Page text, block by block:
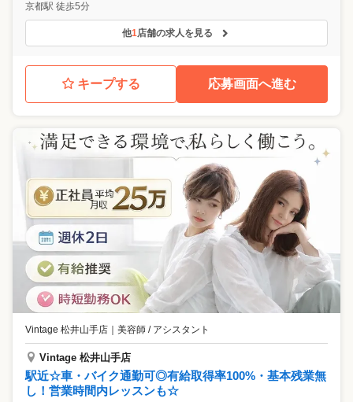
京都駅 徒歩5分
他1店舗の求人を見る
キープする 応募画面へ進む
Vintage 松井山手店 ｜ 美容師 / アシスタント
Vintage 松井山手店
駅近☆車・バイク通勤可◎有給取得率100%・基本残業無
し！営業時間内レッスンも☆